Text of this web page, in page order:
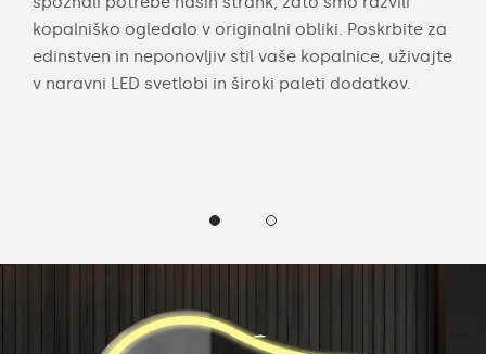
kopalniško ogledalo v originalni obliki. Poskrbite za
edinstven in neponovljiv stil vaše kopalnice, uživajte
v naravni LED svetlobi in široki paleti dodatkov.